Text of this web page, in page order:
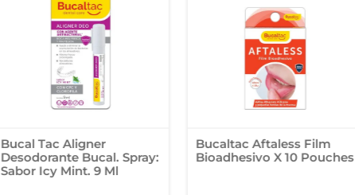
Bucal Tac Aligner
Desodorante Bucal. Spray:
Sabor Icy Mint. 9 Ml
Bucaltac Aftaless Film
Bioadhesivo X 10 Pouches